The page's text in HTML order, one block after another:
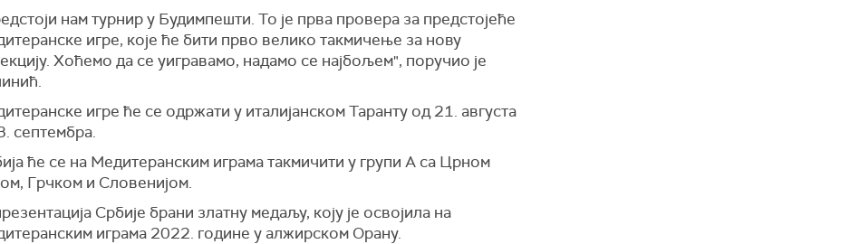
нам турнир у Будимпешти. То је прва провера за предстојеће
игре, које ће бити прво велико такмичење за нову
Хоћемо да се уигравамо, надамо се најбољем", поручио је
игре ће се одржати у италијанском Таранту од 21. августа
септембра.
ће се на Медитеранским играма такмичити у групи А са Црном
Грчком и Словенијом.
Србије брани златну медаљу, коју је освојила на
играма 2022. године у алжирском Орану.